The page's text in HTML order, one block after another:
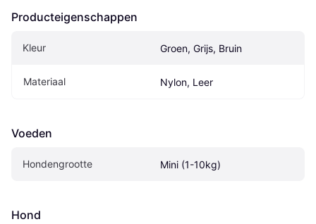
Producteigenschappen
Kleur Groen, Grijs, Bruin
Materiaal Nylon, Leer
Voeden
Hondengrootte Mini (1-10kg)
Hond